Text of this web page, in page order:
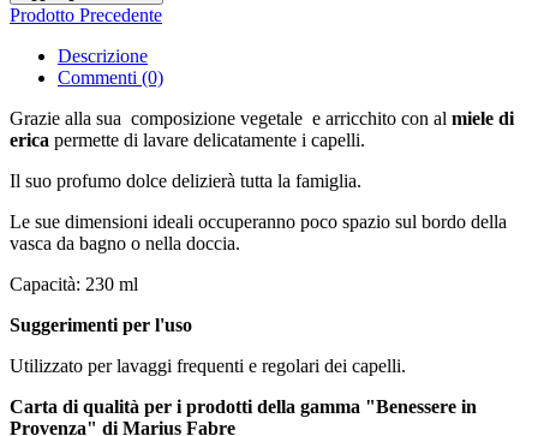
Prodotto Precedente
Descrizione
Commenti (0)
Grazie alla sua composizione vegetale e arricchito con al miele di
erica permette di lavare delicatamente i capelli.
Il suo profumo dolce delizierà tutta la famiglia.
Le sue dimensioni ideali occuperanno poco spazio sul bordo della
vasca da bagno o nella doccia.
Capacità: 230 ml
Suggerimenti per l'uso
Utilizzato per lavaggi frequenti e regolari dei capelli.
Carta di qualità per i prodotti della gamma "Benessere in
Provenza" di Marius Fabre